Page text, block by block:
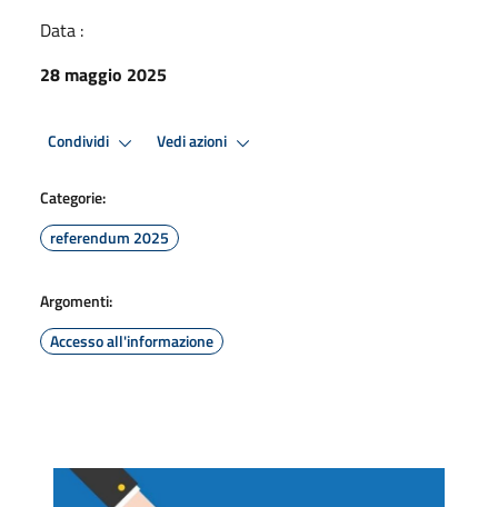
Data :
28 maggio 2025
Condividi Vedi azioni
Categorie:
referendum 2025
Argomenti:
Accesso all'informazione